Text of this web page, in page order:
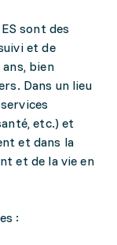
sont des
et de
bien
Dans un lieu
etc.) et
et dans la
et de la vie en
: